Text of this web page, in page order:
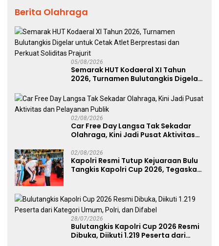
Berita Olahraga
05/08/2026
Semarak HUT Kodaeral XI Tahun
2026, Turnamen Bulutangkis Digelar
Perkuat Soliditas Prajurit
02/08/2026
Car Free Day Langsa Tak Sekadar
Olahraga, Kini Jadi Pusat Aktivitas
02/08/2026
Kapolri Resmi Tutup Kejuaraan Bulu
Tangkis Kapolri Cup 2026, Tegaskan
28/07/2026
Bulutangkis Kapolri Cup 2026 Resmi
Dibuka, Diikuti 1.219 Peserta dari